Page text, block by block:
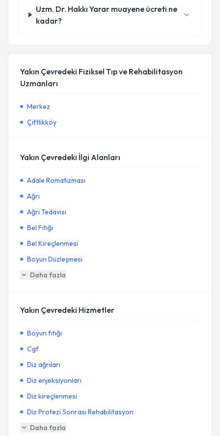
Uzm. Dr. Hakkı Yarar muayene ücreti ne
kadar?
Yakın Çevredeki Fiziksel Tıp ve Rehabilitasyon
Uzmanları
Merkez
Çiftlikköy
Yakın Çevredeki İlgi Alanları
Adale Romatizması
Ağrı
Ağrı Tedavisi
Bel Fıtığı
Bel Kireçlenmesi
Boyun Düzleşmesi
Daha fazla
Yakın Çevredeki Hizmetler
Boyun fıtığı
Cgf
Diz ağrıları
Diz enjeksiyonları
Diz kireçlenmesi
Diz Protezi Sonrası Rehabilitasyon
Daha fazla